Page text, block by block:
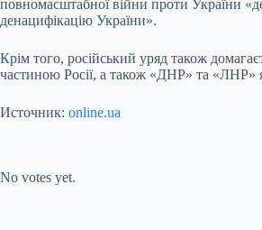
повномасштабної війни проти України
денацифікацію України».
Крім того, російський уряд також
частиною Росії, а також «ДНР» та «ЛНР»
Источник: online.ua
No votes yet.